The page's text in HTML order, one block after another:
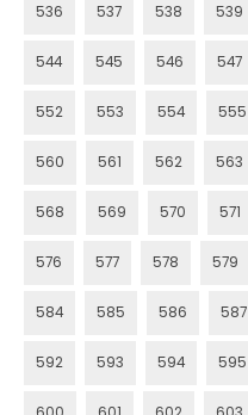
536 537 538 539
544 545 546 547
552 553 554 555
560 561 562 563
568 569 570 571
576 577 578 579
584 585 586 587
592 593 594 595